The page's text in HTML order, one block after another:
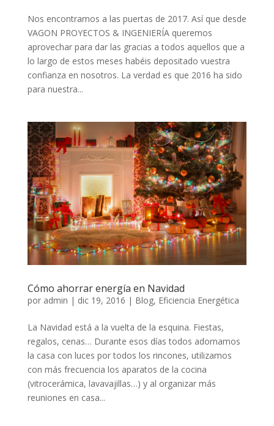
Nos encontramos a las puertas de 2017. Así que desde
VAGON PROYECTOS & INGENIERÍA queremos
aprovechar para dar las gracias a todos aquellos que a
lo largo de estos meses habéis depositado vuestra
confianza en nosotros. La verdad es que 2016 ha sido
para nuestra...
Cómo ahorrar energía en Navidad
por admin | dic 19, 2016 | Blog, Eficiencia Energética
La Navidad está a la vuelta de la esquina. Fiestas,
regalos, cenas… Durante esos días todos adornamos
la casa con luces por todos los rincones, utilizamos
con más frecuencia los aparatos de la cocina
(vitrocerámica, lavavajillas…) y al organizar más
reuniones en casa...